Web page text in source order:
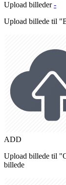
Upload billeder -
Upload billede til
ADD
Upload billede til
billede